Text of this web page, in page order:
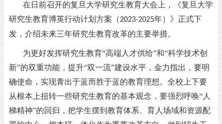
在日前召开的复旦大学研究生教育大会上，《复旦大学
研究生教育博英行动计划方案（2023-2025年）》正式下
发，介绍未来三年研究生教育改革的主要举措。
为更好发挥研究生教育“高端人才供给”和“科学技术创
新”的双重功能，提升“双一流”建设水平，金力指出，要明
确使命，实现青出于蓝而胜于蓝的教育理想。全校上下要
从根本上扭转一些研究生教育的基本观念，要强烈呼唤“人
梯精神”的回归，把学生摆到教育体系、育人场域和资源配